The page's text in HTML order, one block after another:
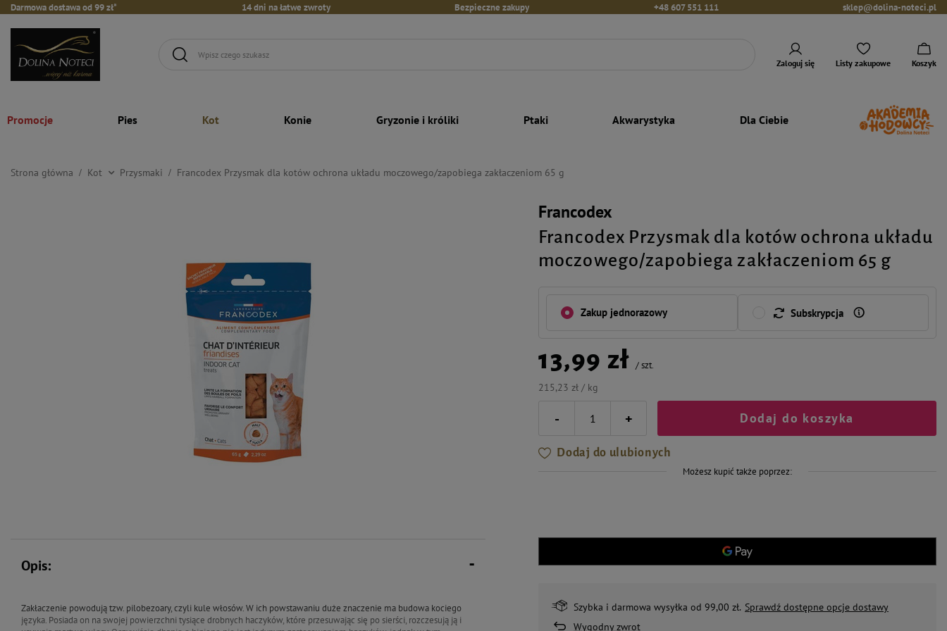
Darmowa dostawa od 99 zł* 14 dni na łatwe zwroty Bezpieczne zakupy +48 607 551 111 sklep@dolina-noteci.pl
Zaloguj się Listy zakupowe Koszyk
Promocje Pies Kot Konie Gryzonie i króliki Ptaki Akwarystyka Dla Ciebie
Strona główna Kot Przysmaki Francodex Przysmak dla kotów ochrona układu moczowego/zapobiega zakłaczeniom 65 g
Francodex
Francodex Przysmak dla kotów ochrona układu
moczowego/zapobiega zakłaczeniom 65 g
Zakup jednorazowy Subskrypcja
13,99 zł /szt.
215,23 zł / kg
- + Dodaj do koszyka
Dodaj do ulubionych
Możesz kupić także poprzez:
Szybka i darmowa wysyłka od 99,00 zł. Sprawdź dostępne opcje dostawy
Wygodny zwrot
Opis:
Zakłaczenie powodują tzw. pilobezoary, czyli kule włosów. W ich powstawaniu duże znaczenie ma budowa kociego
języka. Posiada on na swojej powierzchni tysiące drobnych haczyków, które przesuwając się po sierści, rozczesują ją i